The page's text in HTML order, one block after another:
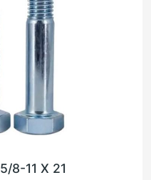
PERNO HEX UNC-2 ZINC 5/8-11 X 21